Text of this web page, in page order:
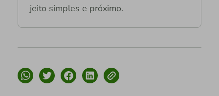
jeito simples e próximo.